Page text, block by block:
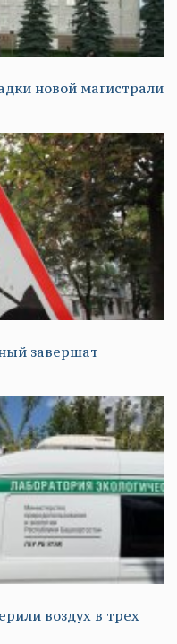
новой магистрали
завершат
воздух в трех